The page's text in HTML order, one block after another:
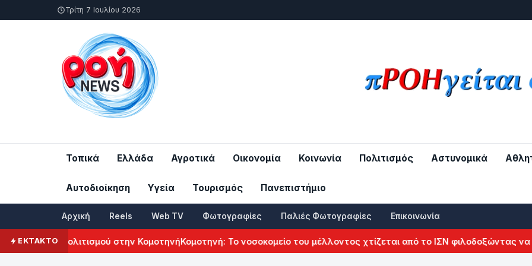
Τρίτη 7 Ιουλίου 2026
Τοπικά Ελλάδα Αγροτικά Οικονομία Κοινωνία Πολιτισμός Αστυνομικά
Αυτοδιοίκηση Υγεία Τουρισμός Πανεπιστήμιο
Αρχική Reels Web TV Φωτογραφίες Παλιές Φωτογραφίες Επικοινωνία
ΕΚΤΑΚΤΟΠολιτισμού στην ΚομοτηνήΚομοτηνή: Το νοσοκομείο του μέλλοντος χτίζεται από το ΙΣΝ φιλοδοξώντας να